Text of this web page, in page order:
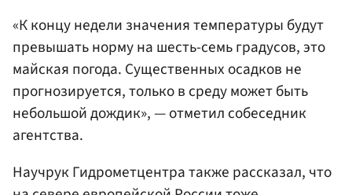
«К концу недели значения температуры будут
превышать норму на шесть-семь градусов, это
майская погода. Существенных осадков не
прогнозируется, только в среду может быть
небольшой дождик», — отметил собеседник
агентства.
Научрук Гидрометцентра также рассказал, что